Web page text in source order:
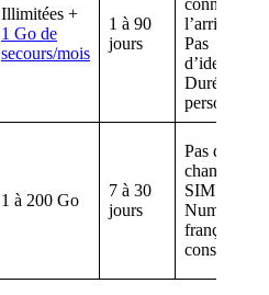
Illimitées +
1 Go de
secours/mois
1 à 90
jours
connexion
l’arrivée.
Pas
Durée
1 à 200 Go
7 à 30
jours
Pas de
SIM.
Numéro
français
conservé.